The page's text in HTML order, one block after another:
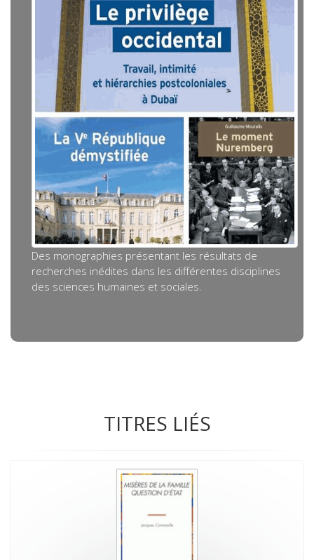
Des monographies présentant les résultats de
recherches inédites dans les différentes disciplines
des sciences humaines et sociales.
TITRES LIÉS